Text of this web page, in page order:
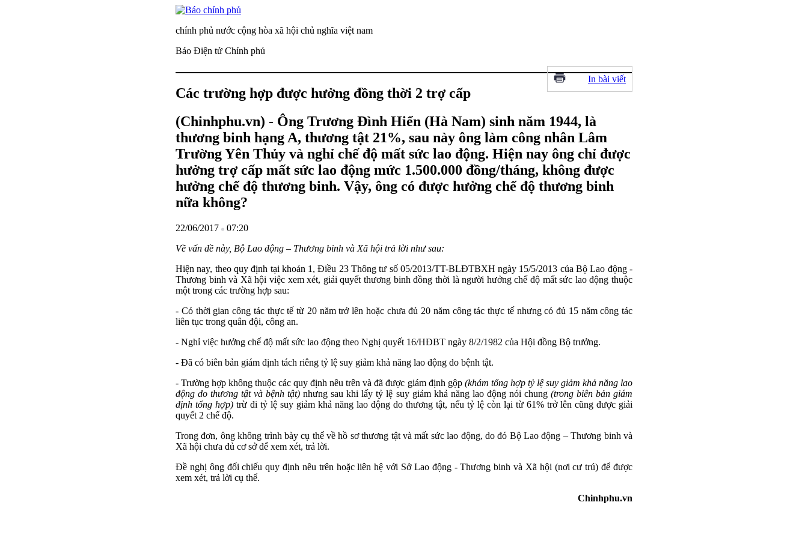
chính phủ nước cộng hòa xã hội chủ nghĩa việt nam
Báo Điện tử Chính phủ
In bài viết
Các trường hợp được hưởng đồng thời 2 trợ cấp
(Chinhphu.vn) - Ông Trương Đình Hiển (Hà Nam) sinh năm 1944, là
thương binh hạng A, thương tật 21%, sau này ông làm công nhân Lâm
Trường Yên Thủy và nghỉ chế độ mất sức lao động. Hiện nay ông chỉ được
hưởng trợ cấp mất sức lao động mức 1.500.000 đồng/tháng, không được
hưởng chế độ thương binh. Vậy, ông có được hưởng chế độ thương binh
nữa không?
22/06/2017
07:20
Về vấn đề này, Bộ Lao động – Thương binh và Xã hội trả lời như sau:
Hiện nay, theo quy định tại khoản 1, Điều 23 Thông tư số 05/2013/TT-BLĐTBXH ngày 15/5/2013 của Bộ Lao động -
Thương binh và Xã hội việc xem xét, giải quyết thương binh đồng thời là người hưởng chế độ mất sức lao động thuộc
một trong các trường hợp sau:
- Có thời gian công tác thực tế từ 20 năm trở lên hoặc chưa đủ 20 năm công tác thực tế nhưng có đủ 15 năm công tác
liên tục trong quân đội, công an.
- Nghỉ việc hưởng chế độ mất sức lao động theo Nghị quyết 16/HĐBT ngày 8/2/1982 của Hội đồng Bộ trưởng.
- Đã có biên bản giám định tách riêng tỷ lệ suy giảm khả năng lao động do bệnh tật.
- Trường hợp không thuộc các quy định nêu trên và đã được giám định gộp (khám tổng hợp tỷ lệ suy giảm khả năng lao
động do thương tật và bệnh tật) nhưng sau khi lấy tỷ lệ suy giảm khả năng lao động nói chung (trong biên bản giám
định tổng hợp) trừ đi tỷ lệ suy giảm khả năng lao động do thương tật, nếu tỷ lệ còn lại từ 61% trở lên cũng được giải
quyết 2 chế độ.
Trong đơn, ông không trình bày cụ thể về hồ sơ thương tật và mất sức lao động, do đó Bộ Lao động – Thương binh và
Xã hội chưa đủ cơ sở để xem xét, trả lời.
Đề nghị ông đối chiếu quy định nêu trên hoặc liên hệ với Sở Lao động - Thương binh và Xã hội (nơi cư trú) để được
xem xét, trả lời cụ thể.
Chinhphu.vn